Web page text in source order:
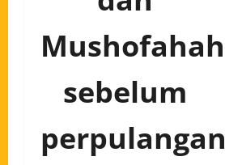
Mushofahah
sebelum
perpulangan